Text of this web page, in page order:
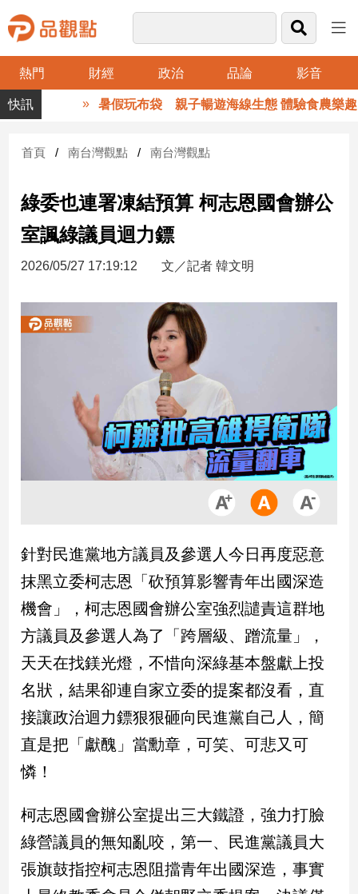
熱門 財經 政治 品論 影音
品
觀
財
台
灣
財
新
產
經/
品
政
治
政
治
焦
觀
點
民
調
國
會
點
觀
暑假玩布袋 親子暢遊海線生態 體驗食農樂趣
首頁 南台灣觀點 南台灣觀點
綠委也連署凍結預算 柯志恩國會辦公
室諷綠議員迴力鏢
2026/05/27 17:19:12 文／記者 韓文明
針對民進黨地方議員及參選人今日再度惡意
抹黑立委柯志恩「砍預算影響青年出國深造
機會」，柯志恩國會辦公室強烈譴責這群地
方議員及參選人為了「跨層級、蹭流量」，
天天在找鎂光燈，不惜向深綠基本盤獻上投
名狀，結果卻連自家立委的提案都沒看，直
接讓政治迴力鏢狠狠砸向民進黨自己人，簡
直是把「獻醜」當勳章，可笑、可悲又可
憐！
柯志恩國會辦公室提出三大鐵證，強力打臉
綠營議員的無知亂咬，第一、民進黨議員大
張旗鼓指控柯志恩阻擋青年出國深造，事實